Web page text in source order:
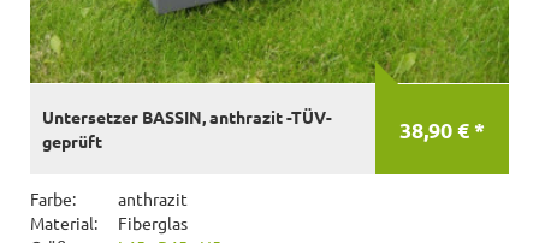
38,90 € *
Untersetzer BASSIN, anthrazit -TÜV-
geprüft
Farbe:
anthrazit
Material:
Fiberglas